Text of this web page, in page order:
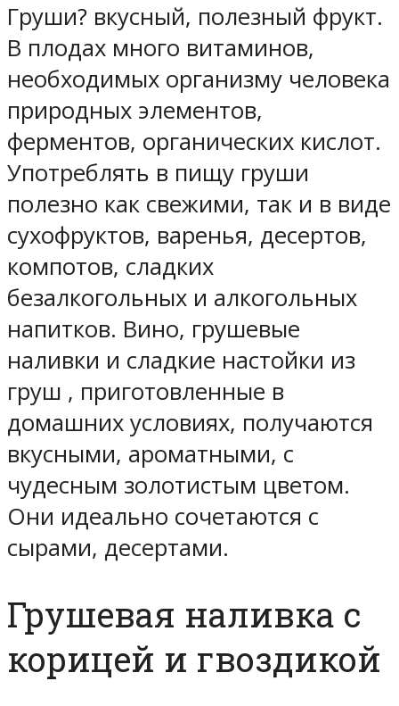
Груши? вкусный, полезный фрукт.
В плодах много витаминов,
необходимых организму человека
природных элементов,
ферментов, органических кислот.
Употреблять в пищу груши
полезно как свежими, так и в виде
сухофруктов, варенья, десертов,
компотов, сладких
безалкогольных и алкогольных
напитков. Вино, грушевые
наливки и сладкие настойки из
груш , приготовленные в
домашних условиях, получаются
вкусными, ароматными, с
чудесным золотистым цветом.
Они идеально сочетаются с
сырами, десертами.
Грушевая наливка с
корицей и гвоздикой